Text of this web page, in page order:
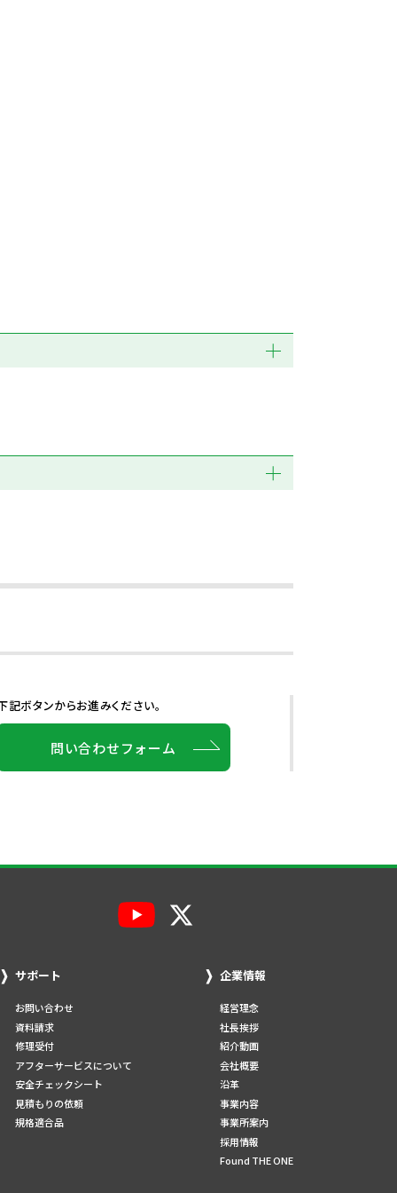
記ボタンからお進みください。
問い合わせフォーム
サポート
お問い合わせ
資料請求
修理受付
アフターサービスについて
安全チェックシート
見積もりの依頼
規格適合品
企業情報
経営理念
社長挨拶
紹介動画
会社概要
沿革
事業内容
事業所案内
採用情報
Found THE ONE